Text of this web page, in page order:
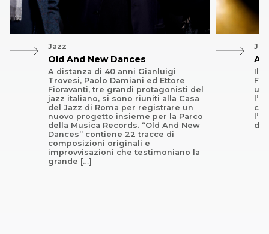
Jazz
Old And New Dances
A distanza di 40 anni Gianluigi
Trovesi, Paolo Damiani ed Ettore
Fioravanti, tre grandi protagonisti del
jazz italiano, si sono riuniti alla Casa
del Jazz di Roma per registrare un
nuovo progetto insieme per la Parco
della Musica Records. “Old And New
Dances” contiene 22 tracce di
composizioni originali e
improvvisazioni che testimoniano la
grande […]
Il
un
di